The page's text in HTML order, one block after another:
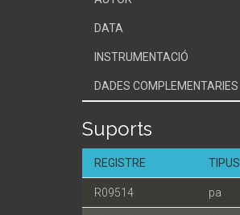
DATA
INSTRUMENTACIÓ
DADES COMPLEMENTARIES
Suports
REGISTRE TIPUS
R09514 pa